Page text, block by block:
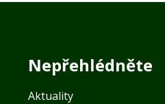
Nepřehlédněte
Aktuality